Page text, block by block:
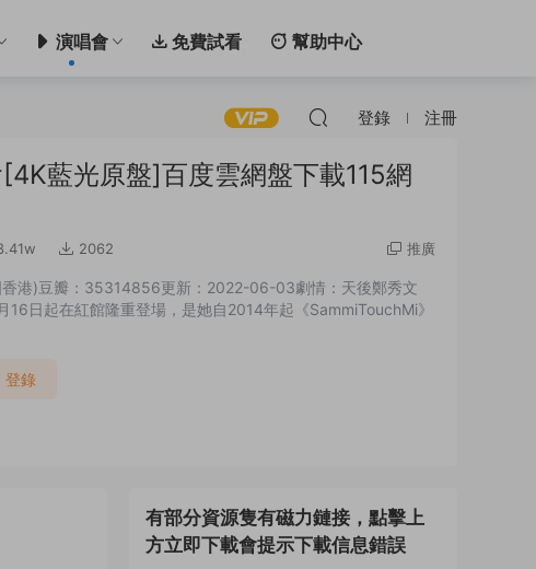
演唱會 免費試看 幫助中心
登錄 注冊
藍光原盤]百度雲網盤下載115網
2062 推廣
港)豆瓣：35314856更新：2022-06-03劇情：天後鄭秀文
日起在紅館隆重登場，是她自2014年起《SammiTouchMi》
登錄
有部分資源隻有磁力鏈接，點擊上
方立即下載會提示下載信息錯誤